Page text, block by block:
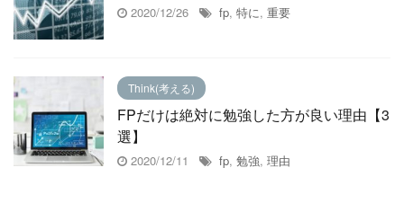
2020/12/26 fp, 特に, 重要
Think(考える)
FPだけは絶対に勉強した方が良い理由【3
選】
2020/12/11 fp, 勉強, 理由